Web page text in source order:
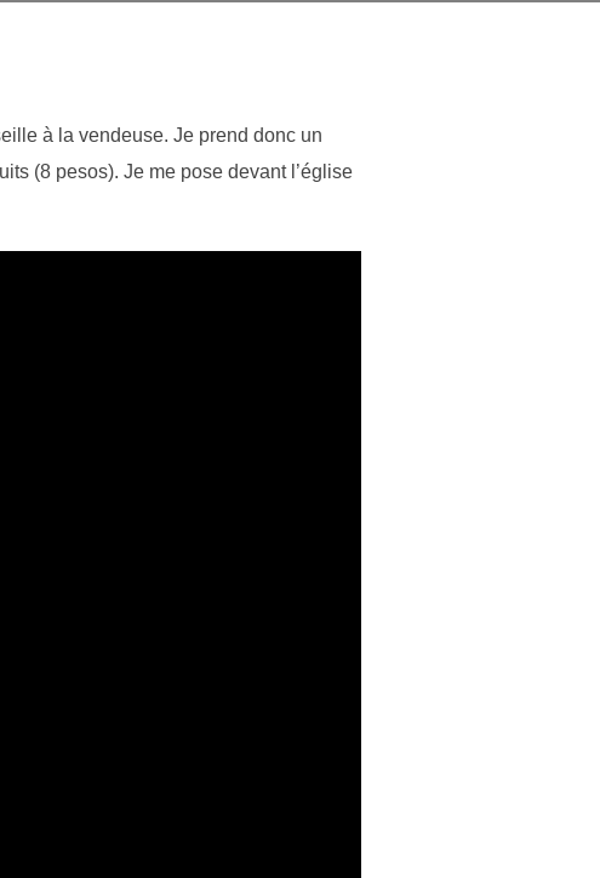
à la vendeuse. Je prend donc un
(8 pesos). Je me pose devant l’église